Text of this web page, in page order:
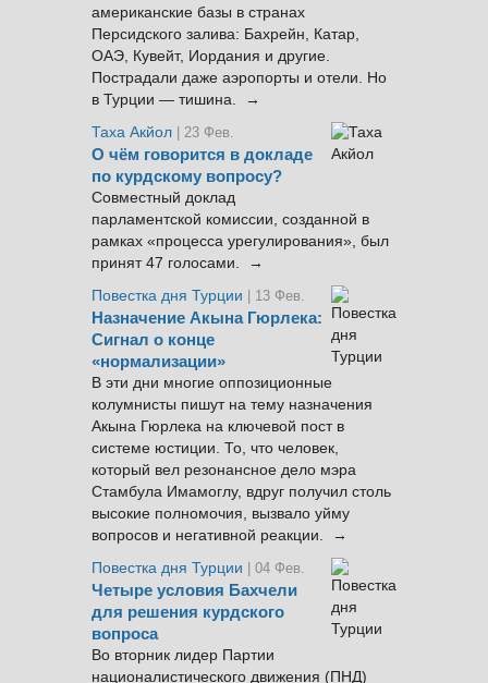
американские базы в странах
Персидского залива: Бахрейн, Катар,
ОАЭ, Кувейт, Иордания и другие.
Пострадали даже аэропорты и отели. Но
в Турции — тишина. →
Таха Акйол | 23 Фев.
О чём говорится в докладе
по курдскому вопросу?
Совместный доклад
парламентской комиссии, созданной в
рамках «процесса урегулирования», был
принят 47 голосами. →
Повестка дня Турции
| 13 Фев.
Назначение Акына Гюрлека:
Сигнал о конце
«нормализации»
В эти дни многие оппозиционные
колумнисты пишут на тему назначения
Акына Гюрлека на ключевой пост в
системе юстиции. То, что человек,
который вел резонансное дело мэра
Стамбула Имамоглу, вдруг получил столь
высокие полномочия, вызвало уйму
вопросов и негативной реакции. →
Повестка дня Турции
| 04 Фев.
Четыре условия Бахчели
для решения курдского
вопроса
Во вторник лидер Партии
националистического движения (ПНД)